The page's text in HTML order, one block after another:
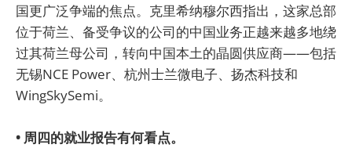
国更广泛争端的焦点。克里希纳穆尔西指出，这家总部
位于荷兰、备受争议的公司的中国业务正越来越多地绕
过其荷兰母公司，转向中国本土的晶圆供应商——包括
无锡NCE Power、杭州士兰微电子、扬杰科技和
WingSkySemi。
• 周四的就业报告有何看点。